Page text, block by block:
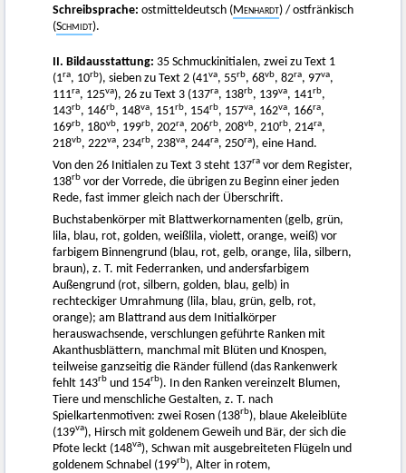
Schreibsprache: ostmitteldeutsch (Menhardt) / ostfränkisch
(Schmidt).
II. Bildausstattung: 35 Schmuckinitialen, zwei zu Text 1
(1ra, 10rb), sieben zu Text 2 (41va, 55rb, 68vb, 82ra, 97va,
111ra, 125va), 26 zu Text 3 (137ra, 138rb, 139va, 141rb,
143rb, 146rb, 148va, 151rb, 154rb, 157va, 162va, 166ra,
169rb, 180vb, 199rb, 202ra, 206rb, 208vb, 210rb, 214ra,
218vb, 222va, 234rb, 238va, 244ra, 250ra), eine Hand.
Von den 26 Initialen zu Text 3 steht 137ra vor dem Register,
138rb vor der Vorrede, die übrigen zu Beginn einer jeden
Rede, fast immer gleich nach der Überschrift.
Buchstabenkörper mit Blattwerkornamenten (gelb, grün,
lila, blau, rot, golden, weißlila, violett, orange, weiß) vor
farbigem Binnengrund (blau, rot, gelb, orange, lila, silbern,
braun), z. T. mit Federranken, und andersfarbigem
Außengrund (rot, silbern, golden, blau, gelb) in
rechteckiger Umrahmung (lila, blau, grün, gelb, rot,
orange); am Blattrand aus dem Initialkörper
herauswachsende, verschlungen geführte Ranken mit
Akanthusblättern, manchmal mit Blüten und Knospen,
teilweise ganzseitig die Ränder füllend (das Rankenwerk
fehlt 143rb und 154rb). In den Ranken vereinzelt Blumen,
Tiere und menschliche Gestalten, z. T. nach
Spielkartenmotiven: zwei Rosen (138rb), blaue Akeleiblüte
(139va), Hirsch mit goldenem Geweih und Bär, der sich die
Pfote leckt (148va), Schwan mit ausgebreiteten Flügeln und
goldenem Schnabel (199rb), Alter in rotem,